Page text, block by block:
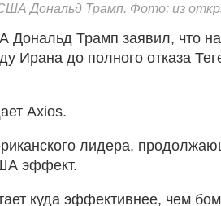
Дональд Трамп. Фото: из
Дональд Трамп заявил, что
Ирана до полного отказа
Axios.
лидера,
эффект.
куда эффективнее, чем